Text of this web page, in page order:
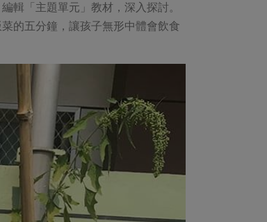
輯「主題單元」教材，深入探討。
的五分鐘，讓孩子無形中體會飲食